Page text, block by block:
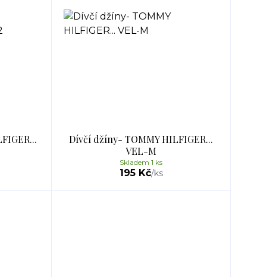
Dívčí džíny- TOMMY HILFIGER...
VEL-M
195 Kč/ks
Skladem 1 ks